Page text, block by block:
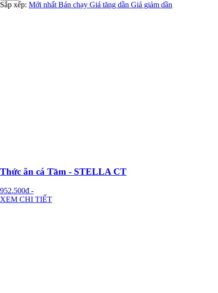
Sắp xếp: Mới nhất Bán chạy Giá tăng dần Giá giảm dần
Thức ăn cá Tầm - STELLA CT
952.500đ -
XEM CHI TIẾT